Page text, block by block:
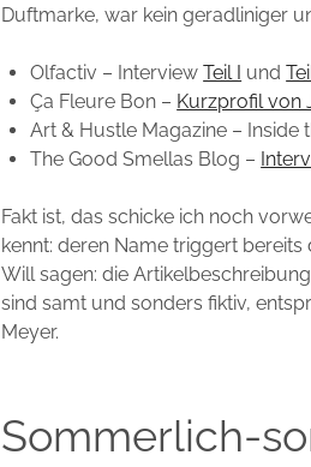
Duftmarke, war kein geradliniger
Olfactiv – InterviewTeil I undTeil
Ça Fleure Bon – Kurzprofil von
Art & Hustle Magazine – Inside
The Good Smellas Blog –
Fakt ist, das schicke ich noch
kennt: deren Name triggert
Will sagen: die
sind samt und sonders fiktiv,
Meyer.
Sommerlich-